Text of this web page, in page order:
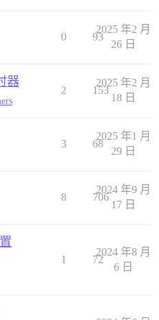
0 93
2025 年2 月
26 日
器
2 153
2025 年2 月
18 日
3 68
2025 年1 月
29 日
8 706
2024 年9 月
17 日
1 72
2024 年8 月
6 日